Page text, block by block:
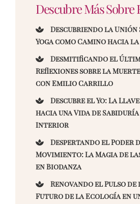
Descubre Más Sobre
Descubriendo la Unión
Yoga como Camino hacia
Desmitificando el
Reflexiones sobre la
con Emilio Carrillo
Descubre el Yo: La
hacia una Vida de
Interior
Despertando el Poder
Movimiento: La Magia de
en Biodanza
Renovando el Pulso
Futuro de la Ecología en